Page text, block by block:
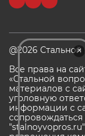
@2026 Стальной
Все права на
«Стальной
материалов с
уголовную
информации с
сопровождаться
×